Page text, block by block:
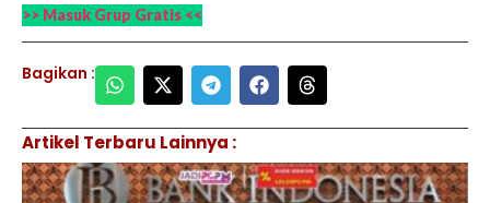
>> Masuk Grup Gratis <<
Bagikan :
Artikel Terbaru Lainnya :